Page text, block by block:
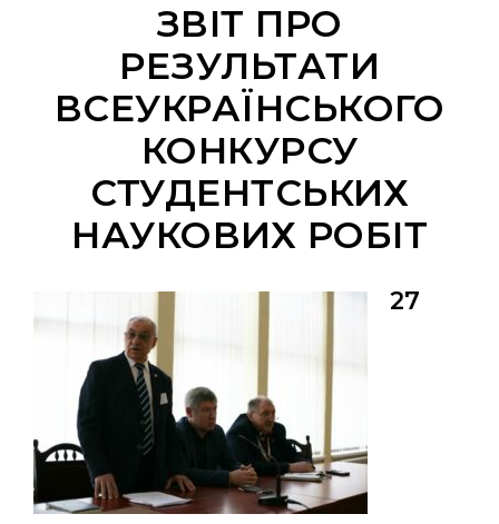
ЗВІТ ПРО
РЕЗУЛЬТАТИ
ВСЕУКРАЇНСЬКОГО
КОНКУРСУ
СТУДЕНТСЬКИХ
НАУКОВИХ РОБІТ
27